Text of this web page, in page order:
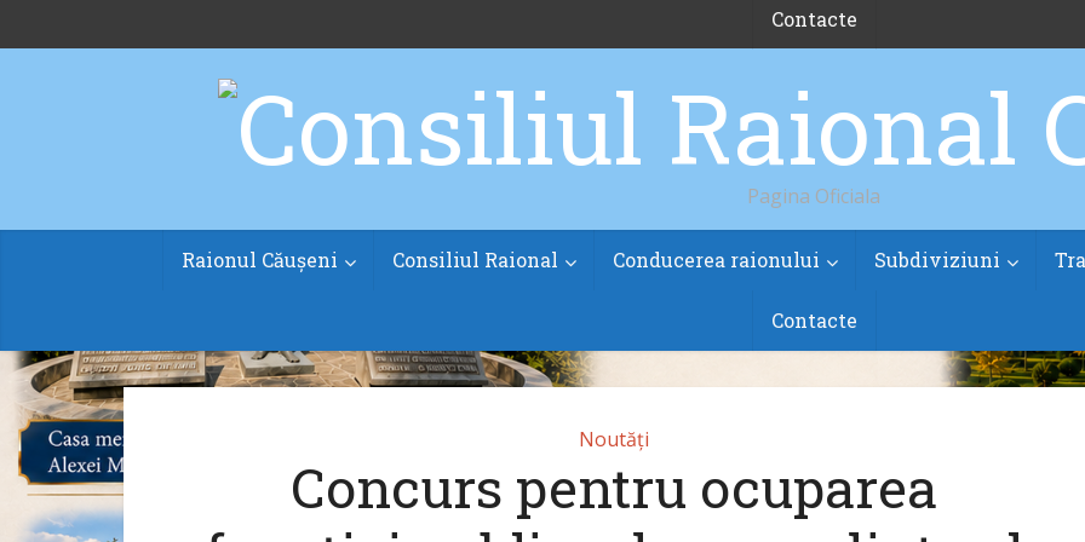
Pagina Oficiala
Raionul Căușeni Consiliul Raional Conducerea raionului Subdiviziuni
Contacte
Contacte
Noutăți
Concurs pentru ocuparea